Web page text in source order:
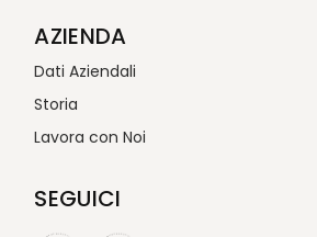
AZIENDA
Dati Aziendali
Storia
Lavora con Noi
SEGUICI